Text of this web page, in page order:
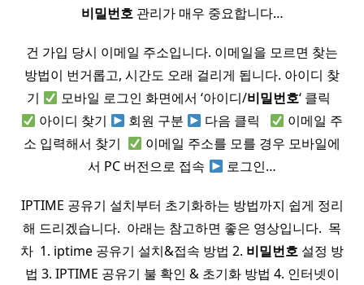
비밀번호관리가 매우 중요합니다…
건 가입 당시 이메일 주소입니다. 이메일을 모르면 찾는
방법이 번거롭고, 시간도 오래 걸리게 됩니다. 아이디 찾
기
모바일 로그인 화면에서 ‘아이디/비밀번호‘ 클릭 ​ ​
아이디 찾기
회원 구분 다음 클릭 ​ ​
이메일 주
소 입력해서 찾기 ​
이메일 주소를 모를 경우 모바일에
서 PC 버전으로 접속
로그인…
IPTIME 공유기 설치부터 초기화하는 방법까지 쉽게 정리
해 드리겠습니다. ​ 아래는 참고하면 좋은 영상입니다. ​ 목
차 ​ 1. iptime 공유기 설치&접속 방법 2. 비밀번호 설정 방
법 3. IPTIME 공유기 불 확인 & 초기화 방법 4. 인터넷이